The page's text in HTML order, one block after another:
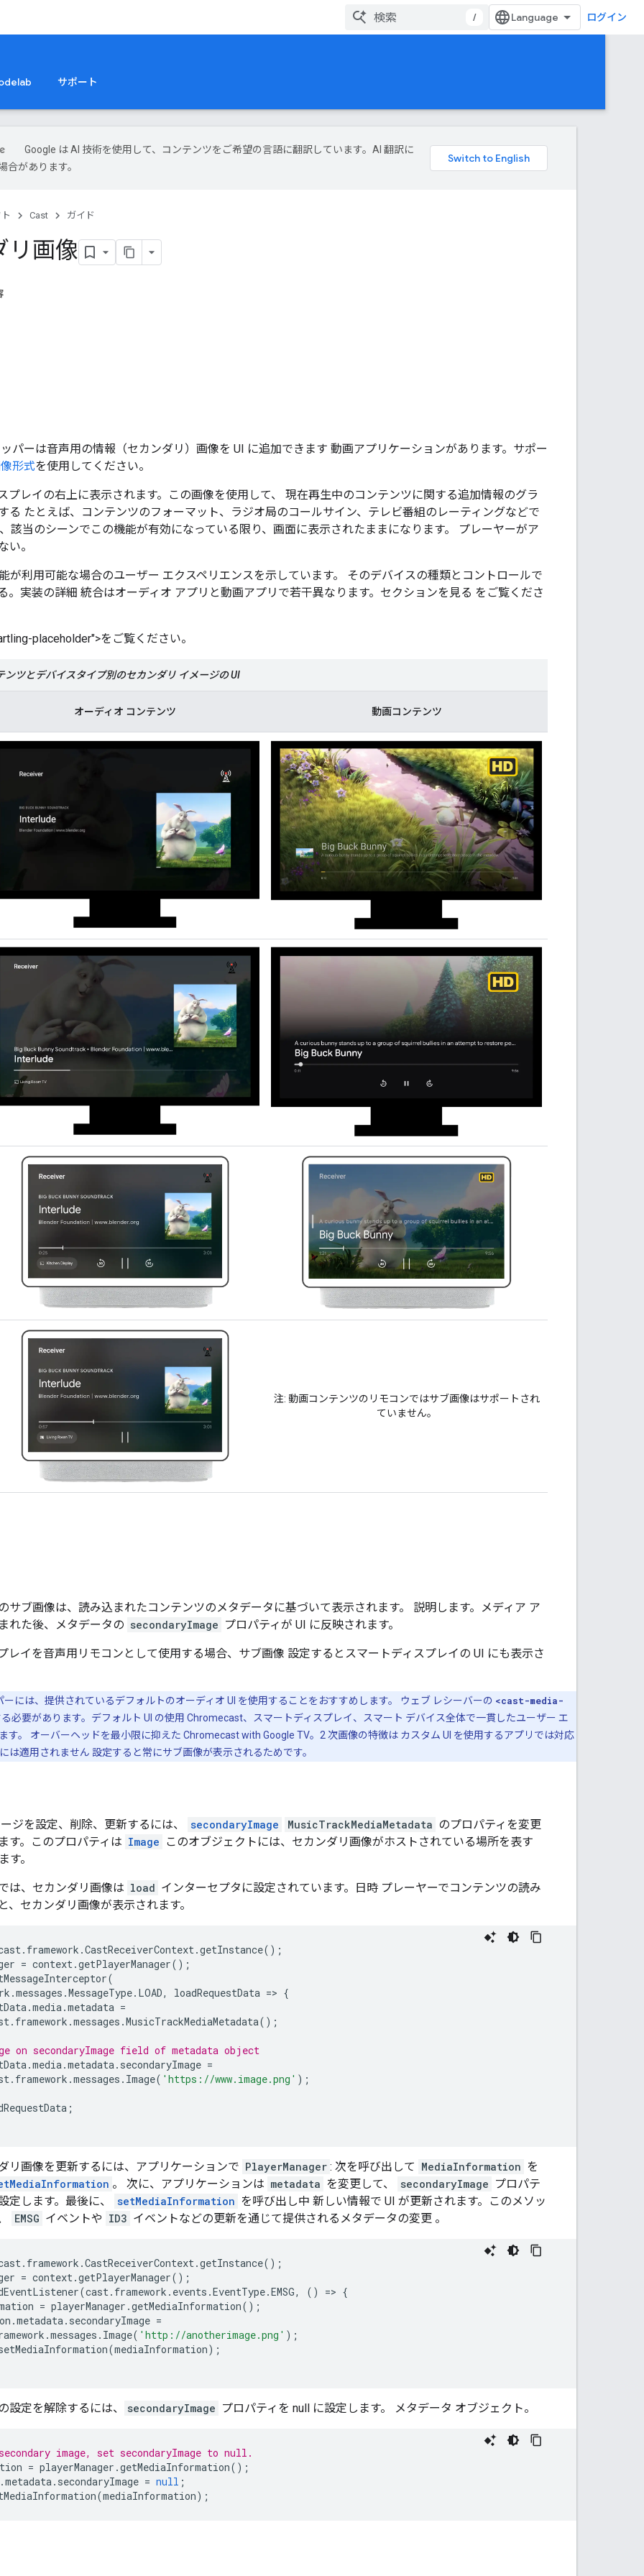
/ ログイン
サポート
Google は AI 技術を使用して、コンテンツをご希望の言語に翻訳しています。AI 翻訳に
合があります。
Cast ガイド
リ画像
ッパーは音声用の情報（セカンダリ）画像を UI に追加できます 動画アプリケーションがあります。サポー
形式を使用してください。
プレイの右上に表示されます。この画像を使用して、 現在再生中のコンテンツに関する追加情報のグラ
る たとえば、コンテンツのフォーマット、ラジオ局のコールサイン、テレビ番組のレーティングなどで
、該当のシーンでこの機能が有効になっている限り、画面に表示されたままになります。 プレーヤーがア
い。
が利用可能な場合のユーザー エクスペリエンスを示しています。 そのデバイスの種類とコントロールで
。実装の詳細 統合はオーディオ アプリと動画アプリで若干異なります。セクションを見る をご覧くださ
placeholder">をご覧ください。
ンツとデバイスタイプ別のセカンダリ イメージの UI
オーディオ コンテンツ 動画コンテンツ
注: 動画コンテンツのリモコンではサブ画像はサポートされ
ていません。
サブ画像は、読み込まれたコンテンツのメタデータに基づいて表示されます。 説明します。メディア ア
れた後、メタデータの secondaryImage プロパティが UI に反映されます。
レイを音声用リモコンとして使用する場合、サブ画像 設定するとスマートディスプレイの UI にも表示さ
ーには、提供されているデフォルトのオーディオ UI を使用することをおすすめします。 ウェブ レシーバーの <cast-media-
る必要があります。デフォルト UI の使用 Chromecast、スマートディスプレイ、スマート デバイス全体で一貫したユーザー エ
す。 オーバーヘッドを最小限に抑えた Chromecast with Google TV。2 次画像の特徴は カスタム UI を使用するアプリでは対応
は適用されません 設定すると常にサブ画像が表示されるためです。
ージを設定、削除、更新するには、 secondaryImage MusicTrackMediaMetadata のプロパティを変更
す。このプロパティは Image
このオブジェクトには、セカンダリ画像がホストされている場所を表す
す。
は、セカンダリ画像は load インターセプタに設定されています。日時 プレーヤーでコンテンツの読み
、セカンダリ画像が表示されます。
. framework .CastReceiverContext.getInstance();
= context.getPlayerManager();
(
.messages .MessageType. LOAD, loadRequestData => {
.media.metadata =
. framework .messages .MusicTrackMediaMetadata();
on secondaryImage field of metadata object
.media.metadata. secondaryImage =
. framework .messages . Image( 'https://www.image.png' );
;
リ画像を更新するには、アプリケーションで PlayerManager : 次を呼び出して MediaInformation を
。 次に、アプリケーションは metadata を変更して、 secondaryImage プロパテ
定します。最後に、
setMediaInformation を呼び出し中 新しい情報で UI が更新されます。このメソッ
EMSG イベントや ID3 イベントなどの更新を通じて提供されるメタデータの変更 。
. framework .CastReceiverContext.getInstance();
= context.getPlayerManager();
(cast. framework . events .EventType.EMSG, () => {
= playerManager .getMediaInformation();
.metadata. secondaryImage =
.messages . Image( 'http://anotherimage.png' );
(mediaInformation);
設定を解除するには、 secondaryImage プロパティを null に設定します。 メタデータ オブジェクト。
image, set secondaryImage to null.
= playerManager .getMediaInformation();
.metadata. secondaryImage = null ;
(mediaInformation);